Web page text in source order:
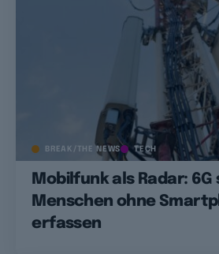
BREAK/THE NEWS TECH
Mobilfunk als Radar: 6G
Menschen ohne
erfassen